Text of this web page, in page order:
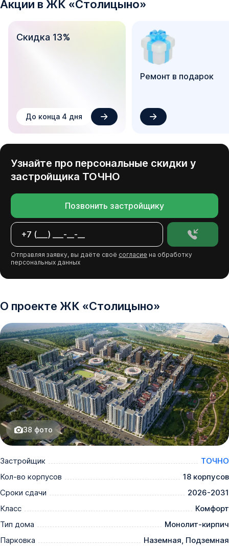
Акции в ЖК «Столицыно»
Скидка 13%
До конца 4 дня
Ремонт в подарок
Узнайте про персональные скидки у
застройщика ТОЧНО
Позвонить застройщику
Отправляя заявку, вы даёте своё согласие на обработку
персональных данных
О проекте ЖК «Столицыно»
38 фото
Застройщик
ТОЧНО
Кол-во корпусов
18 корпусов
Сроки сдачи
2026-2031
Класс
Комфорт
Тип дома
Монолит-кирпич
Парковка
Наземная, Подземная